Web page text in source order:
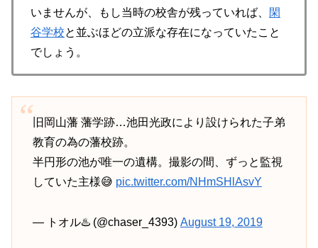
いませんが、もし当時の校舎が残っていれば、
閑
谷学校と並ぶほどの立派な存在になっていたこと
でしょう。
旧岡山藩 藩学跡…池田光政により設けられた子弟
教育の為の藩校跡。
半円形の池が唯一の遺構。撮影の間、ずっと監視
していた主様😅 pic.twitter.com/NHmSHlAsvY
— トオル♨️ (@chaser_4393) August 19, 2019